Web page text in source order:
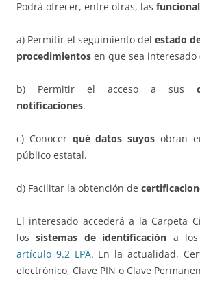
Podrá ofrecer, entre otras, las
a) Permitir el seguimiento del estado
procedimientos en que sea interesado
b) Permitir el acceso a sus
notificaciones.
c) Conocer qué datos suyos obran
público estatal.
d) Facilitar la obtención de
El interesado accederá a la Carpeta
lossistemas de identificación a
artículo 9.2 LPA. En la actualidad,
electrónico, Clave PIN o Clave